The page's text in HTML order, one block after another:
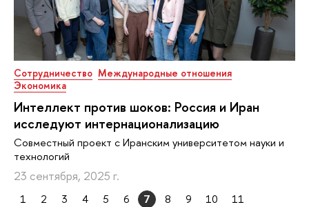
Сотрудничество Международные отношения
Экономика
Интеллект против шоков: Россия и Иран
исследуют интернационализацию
Совместный проект с Иранским университетом науки и
технологий
23 сентября, 2025 г.
1 2 3 4 5 6 7 8 9 10
11